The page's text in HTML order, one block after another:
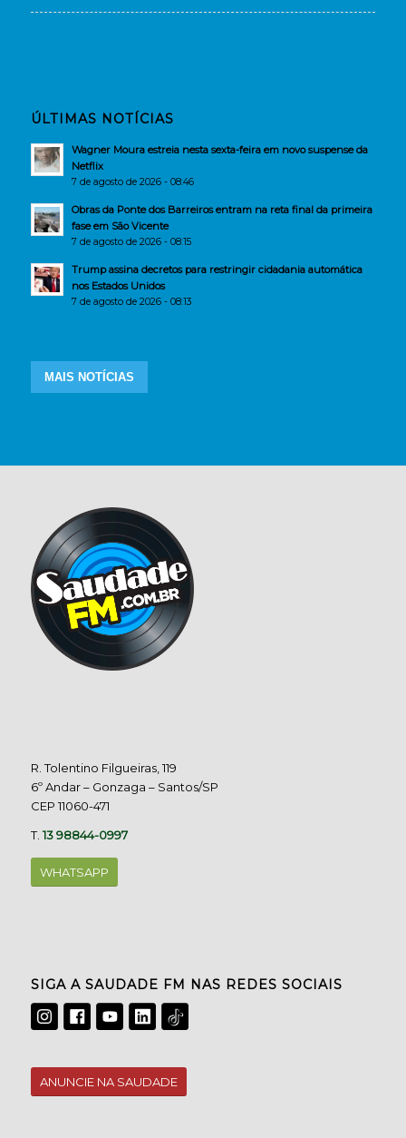
ÚLTIMAS NOTÍCIAS
Wagner Moura estreia nesta sexta-feira em novo suspense da
Netflix
7 de agosto de 2026 - 08:46
Obras da Ponte dos Barreiros entram na reta final da primeira
fase em São Vicente
7 de agosto de 2026 - 08:15
Trump assina decretos para restringir cidadania automática
nos Estados Unidos
7 de agosto de 2026 - 08:13
MAIS NOTÍCIAS
R. Tolentino Filgueiras, 119
6º Andar – Gonzaga – Santos/SP
CEP 11060-471
T.13 98844-0997
WHATSAPP
SIGA A SAUDADE FM NAS REDES SOCIAIS
ANUNCIE NA SAUDADE